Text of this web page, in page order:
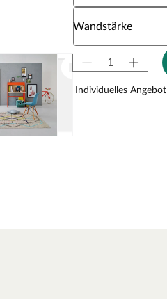
Wandstärke
Individuelles Angebot